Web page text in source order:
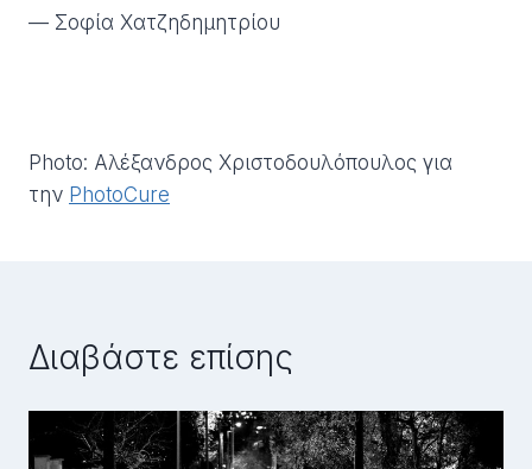
— Σοφία Χατζηδημητρίου
Photo: Αλέξανδρος Χριστοδουλόπουλος για
την PhotoCure
Διαβάστε επίσης